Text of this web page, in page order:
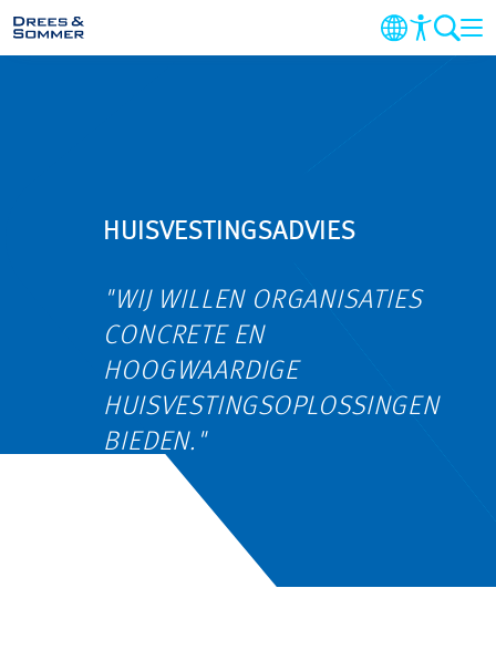
PROJECTEN
BEDRIJF
DUURZAAMHEID
HUISVESTINGSADVIES
"WIJ WILLEN ORGANISATIES
CONCRETE EN
HOOGWAARDIGE
HUISVESTINGSOPLOSSINGEN
BIEDEN."